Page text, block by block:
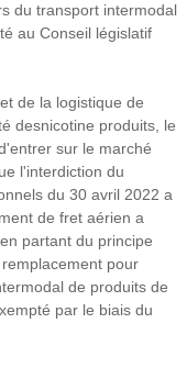
du transport intermodal
au Conseil législatif
de la logistique de
desnicotine produits, le
sur le marché
l'interdiction du
du 30 avril 2022 a
de fret aérien a
partant du principe
pour
de produits de
par le biais du